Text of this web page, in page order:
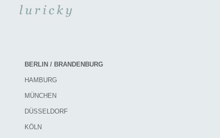
BERLIN / BRANDENBURG
HAMBURG
MÜNCHEN
DÜSSELDORF
KÖLN